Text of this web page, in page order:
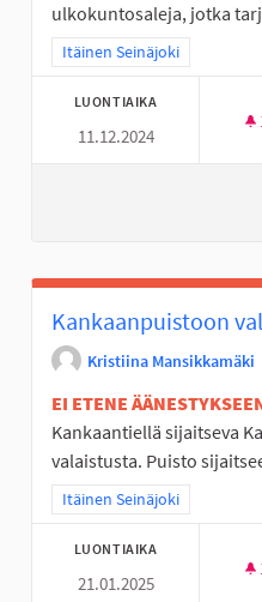
ulkokuntosaleja, jotka
Rajaa tulokset teeman
Itäinen Seinäjoki
LUONTIAIKA
11.12.2024
Kankaanpuistoon
Kristiina Mansikkamäki
EI ETENE
Kankaantiellä sijaitseva
valaistusta. Puisto
Rajaa tulokset teeman
Itäinen Seinäjoki
LUONTIAIKA
21.01.2025